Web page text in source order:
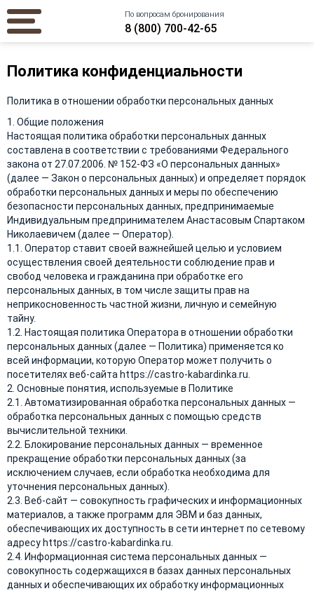
По вопросам бронирования
8 (800) 700-42-65
Политика конфиденциальности
Политика в отношении обработки персональных данных
1. Общие положения
Настоящая политика обработки персональных данных
составлена в соответствии с требованиями Федерального
закона от 27.07.2006. № 152-ФЗ «О персональных данных»
(далее — Закон о персональных данных) и определяет порядок
обработки персональных данных и меры по обеспечению
безопасности персональных данных, предпринимаемые
Индивидуальным предпринимателем Анастасовым Спартаком
Николаевичем (далее — Оператор).
1.1. Оператор ставит своей важнейшей целью и условием
осуществления своей деятельности соблюдение прав и
свобод человека и гражданина при обработке его
персональных данных, в том числе защиты прав на
неприкосновенность частной жизни, личную и семейную
тайну.
1.2. Настоящая политика Оператора в отношении обработки
персональных данных (далее — Политика) применяется ко
всей информации, которую Оператор может получить о
посетителях веб-сайта https://castro-kabardinka.ru.
2. Основные понятия, используемые в Политике
2.1. Автоматизированная обработка персональных данных —
обработка персональных данных с помощью средств
вычислительной техники.
2.2. Блокирование персональных данных — временное
прекращение обработки персональных данных (за
исключением случаев, если обработка необходима для
уточнения персональных данных).
2.3. Веб-сайт — совокупность графических и информационных
материалов, а также программ для ЭВМ и баз данных,
обеспечивающих их доступность в сети интернет по сетевому
адресу https://castro-kabardinka.ru.
2.4. Информационная система персональных данных —
совокупность содержащихся в базах данных персональных
данных и обеспечивающих их обработку информационных